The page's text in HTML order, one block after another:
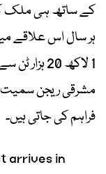
کے ساتھ ہی ملک کے
ہر سال اس علاقے
1 لاکھ 20
مشرقی ریجن
فراہم کی جاتی ہیں۔
arrives in